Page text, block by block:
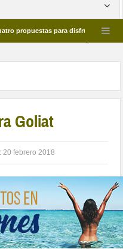
para disfrutar del deporte
Goliat
20 febrero 2018